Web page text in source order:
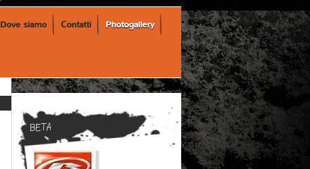
Dove siamo Contatti Photogallery
BETA